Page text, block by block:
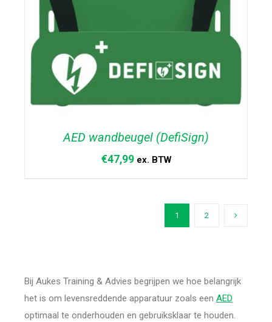
TOEVOEGEN AAN WINKELWAGEN /
AED wandbeugel (DefiSign)
€47,99 ex. BTW
1 2
Bij Aukes Training & Advies begrijpen we hoe belangrijk
het is om levensreddende apparatuur zoals een AED
optimaal te onderhouden en gebruiksklaar te houden.